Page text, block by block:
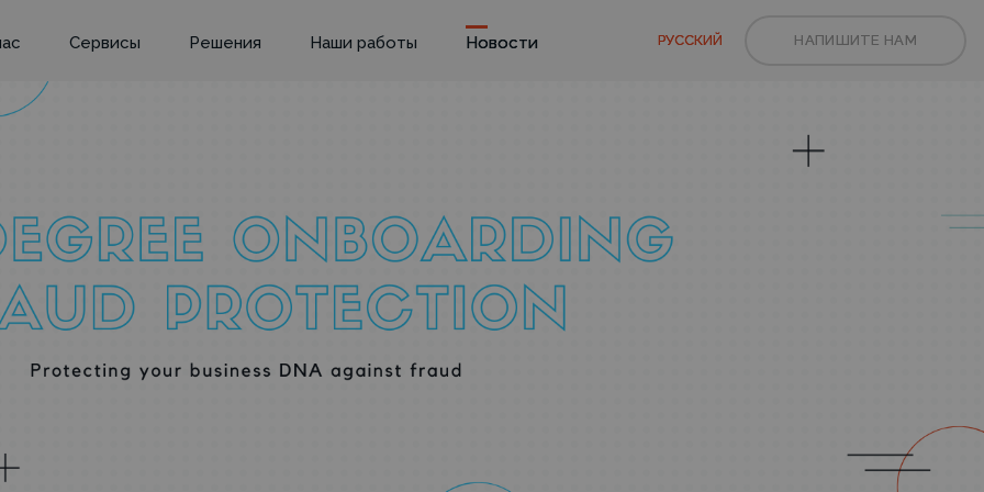
Сервисы Решения Наши работы Новости РУССКИЙ НАПИШИТЕ НАМ